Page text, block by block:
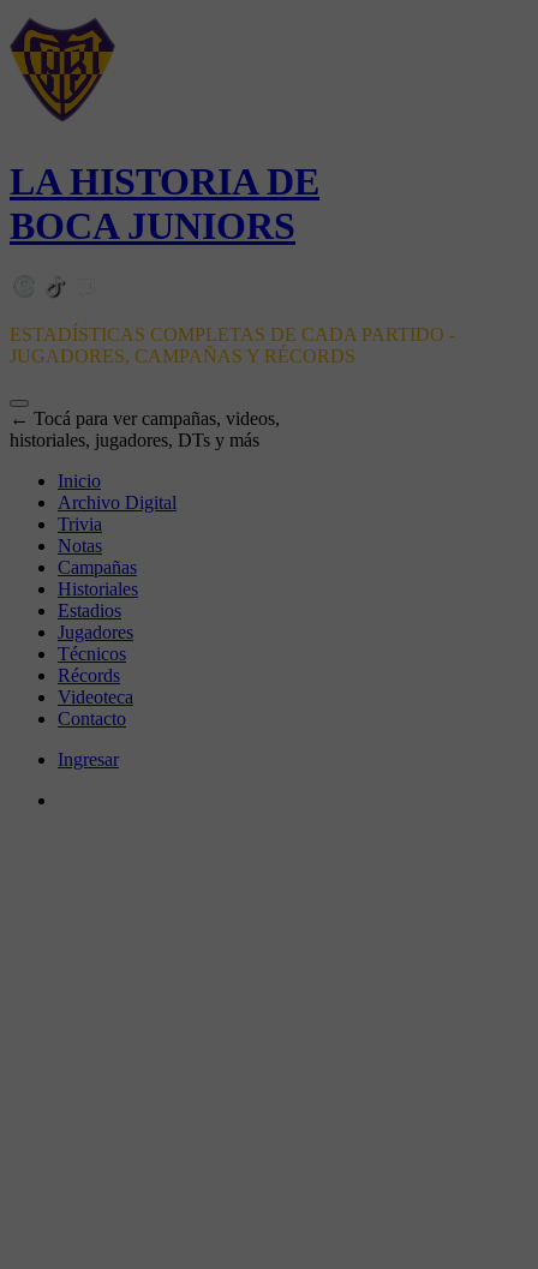
LA HISTORIA DE
BOCA JUNIORS
ESTADÍSTICAS COMPLETAS DE CADA PARTIDO -
JUGADORES, CAMPAÑAS Y RÉCORDS
← Tocá para ver campañas, videos,
historiales, jugadores, DTs y más
Inicio
Archivo Digital
Trivia
Notas
Campañas
Historiales
Estadios
Jugadores
Técnicos
Récords
Videoteca
Contacto
Ingresar